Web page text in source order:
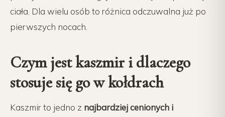
ciała. Dla wielu osób to różnica odczuwalna już po
pierwszych nocach.
Czym jest kaszmir i dlaczego
stosuje się go w kołdrach
Kaszmir to jedno z najbardziej cenionych i